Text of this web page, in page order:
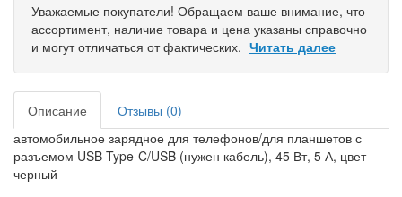
Уважаемые покупатели! Обращаем ваше внимание, что
ассортимент, наличие товара и цена указаны справочно
и могут отличаться от фактических. Читать далее
Описание
Отзывы (0)
автомобильное зарядное для телефонов/для планшетов с
разъемом USB Type-C/USB (нужен кабель), 45 Вт, 5 А, цвет
черный